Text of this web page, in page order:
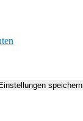
speichern